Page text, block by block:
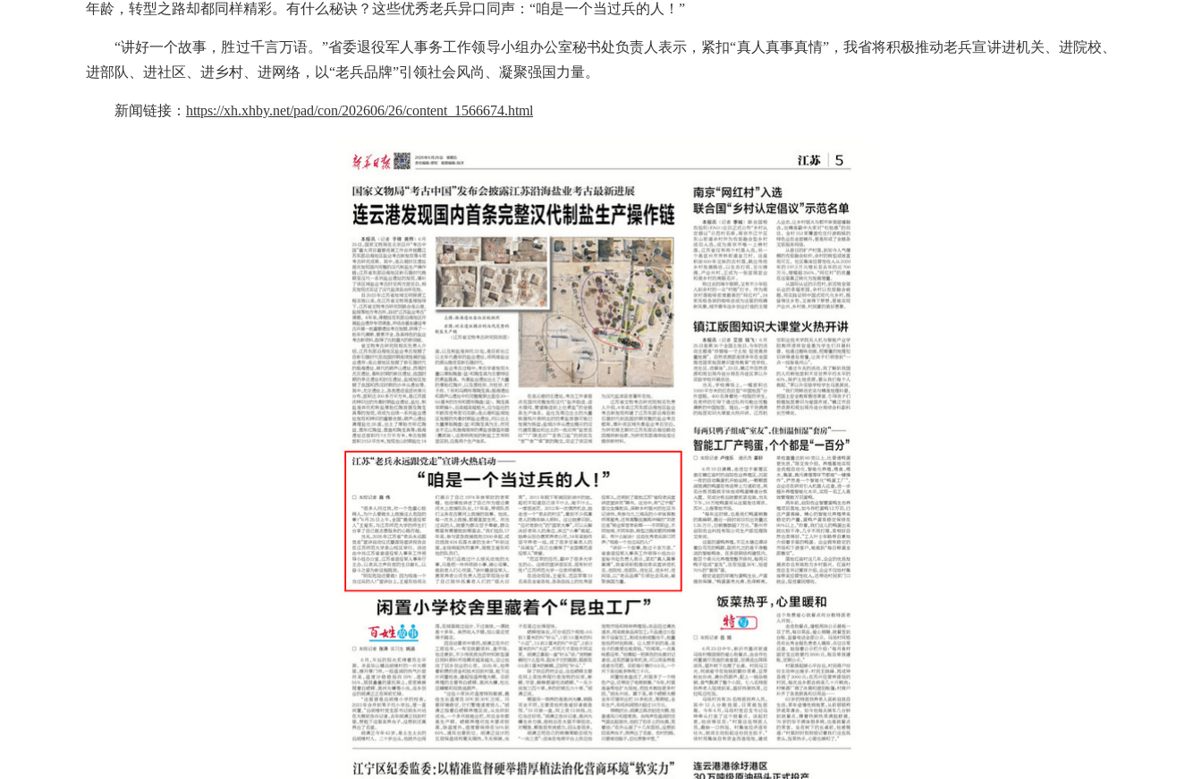
年龄，转型之路却都同样精彩。有什么秘诀？这些优秀老兵异口同声：“咱是一个当过兵的人！”
“讲好一个故事，胜过千言万语。”省委退役军人事务工作领导小组办公室秘书处负责人表示，紧扣“真人真事真情”，我省将积极推动老兵宣讲进机关、进院校、
进部队、进社区、进乡村、进网络，以“老兵品牌”引领社会风尚、凝聚强国力量。
新闻链接： https://xh.xhby.net/pad/con/202606/26/content_1566674.html